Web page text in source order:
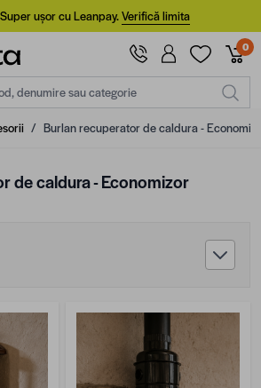
ușor cu Leanpay.Verifică limita
0
denumire sau categorie
/ Burlan recuperator de caldura -
de caldura - Economizor